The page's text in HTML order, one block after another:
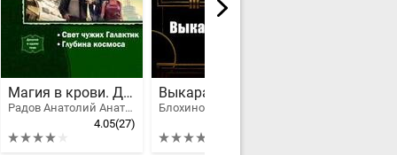
Магия в крови. Дилогия
Радов Анатолий Анатольевич
4.05(27)
Выкарабкаться